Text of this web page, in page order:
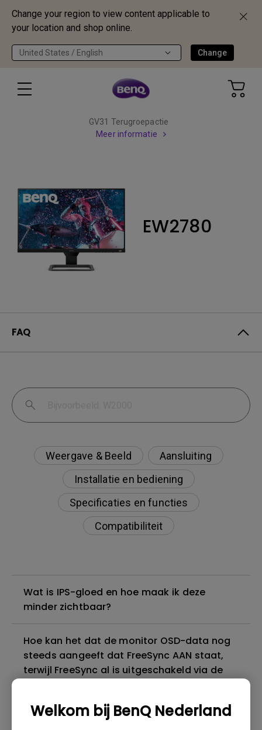
Change your region to view content applicable to
your location and shop online.
United States / English Change
Welkom bij BenQ Nederland
GV31 Terugroepactie
Meer informatie
EW2780
FAQ
Weergave & Beeld
Aansluiting
Installatie en bediening
Specificaties en functies
Compatibiliteit
Wat is IPS-gloed en hoe maak ik deze
minder zichtbaar?
Hoe kan het dat de monitor OSD-data nog
steeds aangeeft dat FreeSync AAN staat,
terwijl FreeSync al is uitgeschakeld via de
Mijn BenQ-monitor ondersteunt geen USB-